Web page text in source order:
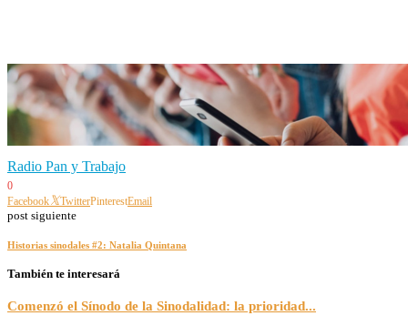
Radio Pan y Trabajo
0
Facebook
TwitterPinterestEmail
post siguiente
Historias sinodales #2: Natalia Quintana
También te interesará
Comenzó el Sínodo de la Sinodalidad: la prioridad...